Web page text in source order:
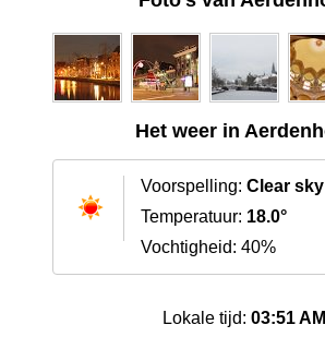
Het weer in
Voorspelling: Clear sky
Temperatuur: 18.0°
Vochtigheid: 40%
Lokale tijd: 03:51 AM